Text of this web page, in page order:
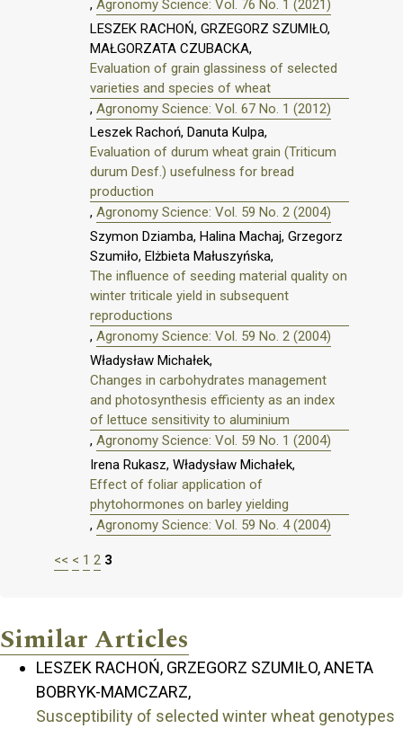
, Agronomy Science: Vol. 76 No. 1 (2021)
LESZEK RACHOŃ, GRZEGORZ SZUMIŁO,
MAŁGORZATA CZUBACKA,
Evaluation of grain glassiness of selected
varieties and species of wheat
, Agronomy Science: Vol. 67 No. 1 (2012)
Leszek Rachoń, Danuta Kulpa,
Evaluation of durum wheat grain (Triticum
durum Desf.) usefulness for bread
production
, Agronomy Science: Vol. 59 No. 2 (2004)
Szymon Dziamba, Halina Machaj, Grzegorz
Szumiło, Elżbieta Małuszyńska,
The influence of seeding material quality on
winter triticale yield in subsequent
reproductions
, Agronomy Science: Vol. 59 No. 2 (2004)
Władysław Michałek,
Changes in carbohydrates management
and photosynthesis efficienty as an index
of lettuce sensitivity to aluminium
, Agronomy Science: Vol. 59 No. 1 (2004)
Irena Rukasz, Władysław Michałek,
Effect of foliar application of
phytohormones on barley yielding
, Agronomy Science: Vol. 59 No. 4 (2004)
<< < 1 2 3
Similar Articles
LESZEK RACHOŃ, GRZEGORZ SZUMIŁO, ANETA
BOBRYK-MAMCZARZ,
Susceptibility of selected winter wheat genotypes